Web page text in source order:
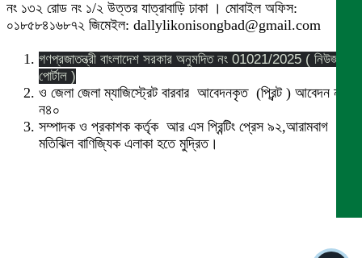
নং ১৩২ রোড নং ১/২ উত্তর যাত্রাবাড়ি ঢাকা । মোবাইল অফিস:
০১৮৫৮৪১৬৮৭২ জিমেইল: dallylikonisongbad@gmail.com
গণপ্রজাতন্ত্রী বাংলাদেশ সরকার অনুমদিত নং 01021/2025 ( নিউজ
পোর্টাল )
ও জেলা জেলা ম্যাজিস্ট্রেট বারবার আবেদনকৃত (প্রিন্ট ) আবেদন নং
ন৪০
সম্পাদক ও প্রকাশক কর্তৃক আর এস প্রিন্টিং প্রেস ৯২,আরামবাগ
মতিঝিল বাণিজ্যিক এলাকা হতে মুদ্রিত।